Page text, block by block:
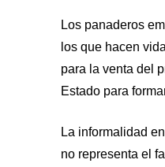
Los panaderos
los que hacen
para la venta del
Estado para
La informalidad
no representa el